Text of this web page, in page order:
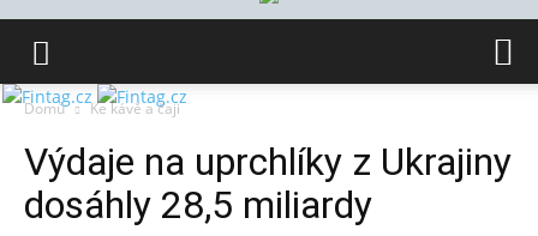
Domů Ke kávě a čaji
Výdaje na uprchlíky z Ukrajiny
dosáhly 28,5 miliardy